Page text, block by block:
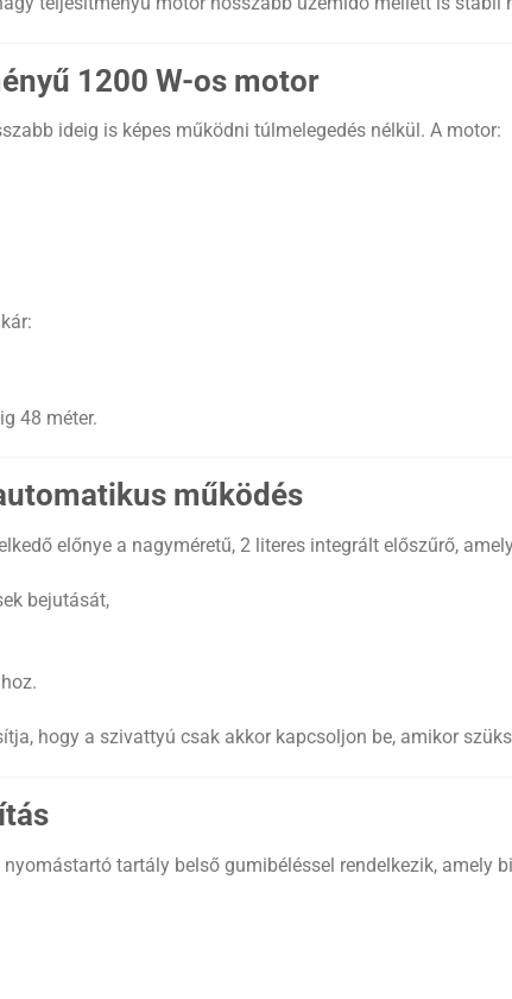
1200 W-os motor
ideig is képes működni túlmelegedés nélkül. A motor:
48 méter.
működés
előnye a nagyméretű, 2 literes integrált előszűrő,
bejutását,
hogy a szivattyú csak akkor kapcsoljon be, amikor
tartály belső gumibéléssel rendelkezik, amely